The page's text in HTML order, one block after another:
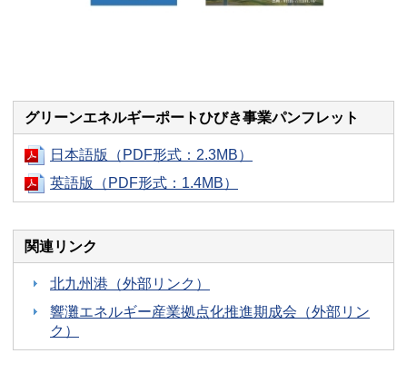
グリーンエネルギーポートひびき事業パンフレット
日本語版（PDF形式：2.3MB）
英語版（PDF形式：1.4MB）
関連リンク
北九州港（外部リンク）
響灘エネルギー産業拠点化推進期成会（外部リン
ク）